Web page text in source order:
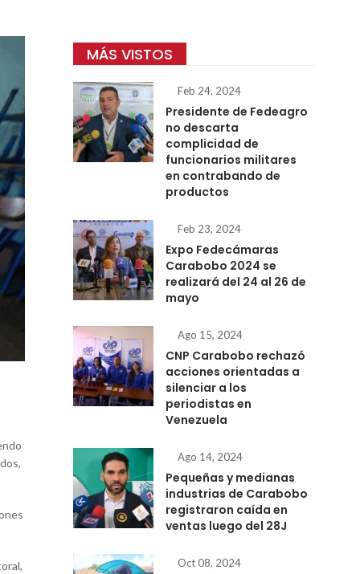
MÁS VISTOS
Feb 24, 2024
Presidente de Fedeagro
no descarta
complicidad de
funcionarios militares
en contrabando de
productos
Feb 23, 2024
Expo Fedecámaras
Carabobo 2024 se
realizará del 24 al 26 de
mayo
Ago 15, 2024
CNP Carabobo rechazó
acciones orientadas a
silenciar a los
periodistas en
Venezuela
Ago 14, 2024
Pequeñas y medianas
industrias de Carabobo
registraron caída en
ventas luego del 28J
Oct 08, 2024